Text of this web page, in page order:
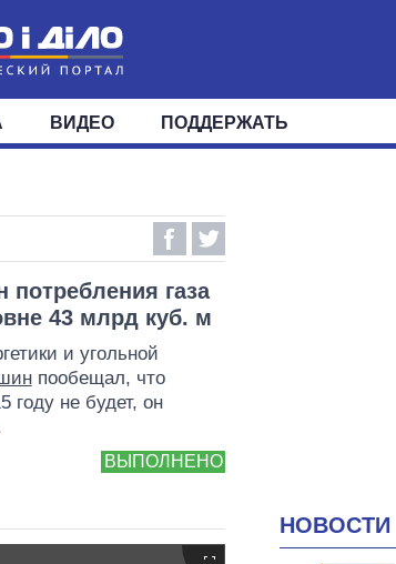
МИР
ОКРУГА
ВИДЕО ПОДДЕРЖАТЬ
газа
43 млрд куб. м
и угольной
пообещал, что
году не будет, он
ВЫПОЛНЕНО
НОВОСТИ